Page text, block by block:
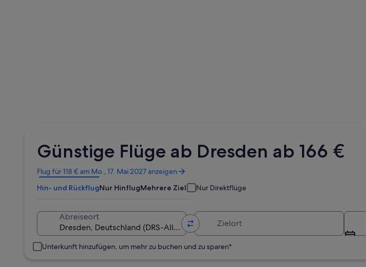
Günstige Flüge ab Dresden ab 166 €
Flug für 118 € am Mo., 17. Mai 2027 anzeigen
Wird
in
einem
geöffnet
Hin- und RückflugNur HinflugMehrere Ziele Nur Direktflüge
Abreiseort
Unterkunft hinzufügen, um mehr zu buchen und zu sparen*